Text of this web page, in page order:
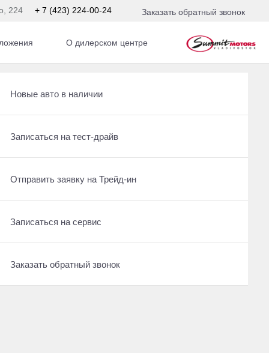
224 + 7 (423) 224-00-24 Заказать обратный звонок
Получить консультацию по кредиту
Отправить заявку на Трейд-ин
Записаться на сервис
Заказать обратный звонок
Рассчитать кредит
Записаться на сервис
Отправить заявку на Трейд-ин
Заказать обратный звонок
О дилерском центре
Новые авто в наличии
Записаться на тест-драйв
Отправить заявку на Трейд-ин
Записаться на сервис
Заказать обратный звонок